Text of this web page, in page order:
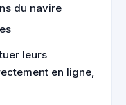
du navire
leurs
en ligne,